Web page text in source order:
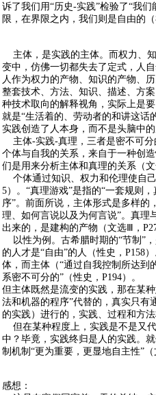
诉了我们用“历史-实践”检验了“我
限，在界限之内，我们则是自由的
主体，是实践的主体。而权力、
变中，仿佛一切都失去了定式，人
人作为权力的产物、知识的产物、
整套技术、方法、知识、描述、方
种技术取向的解释视角，实际上是
就是“生活着的、劳动者的和讲这话
实践创造了人本身，而不是头脑中
主体-实践-真理，三者是密不可
个体与自我的关系，来自于一种创
们是用来分析主体和真理的关系（
个体通过知识、权力和伦理使自己
5）。“真理游戏”是指的“一套规则
序”。前面所说，主体形式是多样的
理、如何言说以及为何言说”。真理
出来的，是建构的产物（文选Ⅲ，
以性为例。古希腊时期的“节制”
的人才是“自由”的人（性史， P158）
体，而主体（“通过自我控制所达到
系密不可分的”（性史， P194）。
但主体既然是流变的实践，那在某
法和机器的程序”代替的，真实只有
的实践）进行的，实践、过程和方
但在某种程度上，实践是不是又
中？毕竟，实践终归是人的实践。
制机制“更为重要，更显地自主性”
感想：